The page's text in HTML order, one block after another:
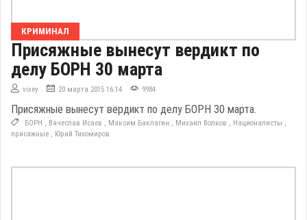
КРИМИНАЛ
Присяжные вынесут вердикт по
делу БОРН 30 марта
vixey 20 марта 2015 16:14 9984
Присяжные вынесут вердикт по делу БОРН 30 марта.
БОРН , Вячеслав Исаев , Максим Баклагин , Михаил Волков , Националисты ,
присяжные , Юрий Тихомиров